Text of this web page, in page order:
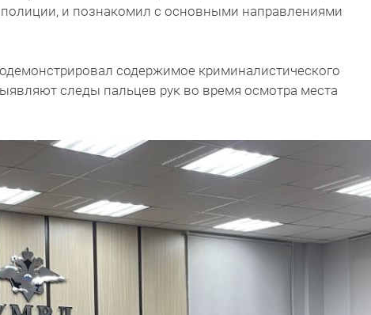
и познакомил с основными направлениями
содержимое криминалистического
следы пальцев рук во время осмотра места